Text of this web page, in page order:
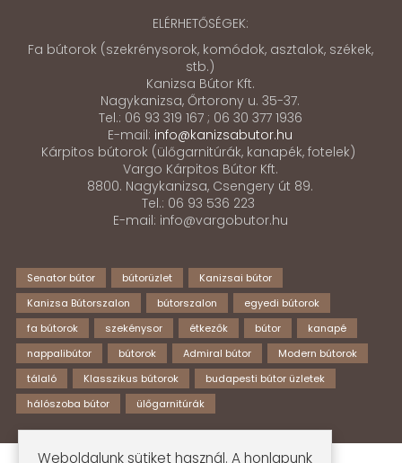
ELÉRHETŐSÉGEK:
Fa bútorok (szekrénysorok, komódok, asztalok, székek,
stb.)
Kanizsa Bútor Kft.
Nagykanizsa, Őrtorony u. 35-37.
Tel.: 06 93 319 167 ; 06 30 377 1936
E-mail: info@kanizsabutor.hu
Kárpitos bútorok (ülőgarnitúrák, kanapék, fotelek)
Vargo Kárpitos Bútor Kft.
8800. Nagykanizsa, Csengery út 89.
Tel.: 06 93 536 223
E-mail: info@vargobutor.hu
Senator bútor bútorüzlet
Kanizsai bútor
Kanizsa Bútorszalon
bútorszalon
egyedi bútorok
fa bútorok
szekénysor étkezők bútor
kanapé
nappalibútor
bútorok Admiral bútor
Modern bútorok
tálaló
Klasszikus bútorok
budapesti bútor üzletek
hálószoba bútor
ülőgarnitúrák
Weboldalunk sütiket használ. A honlapunk